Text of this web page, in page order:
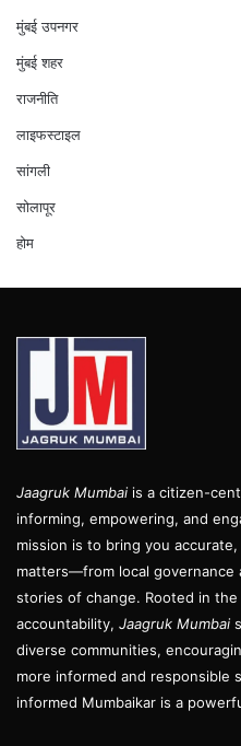
मुंबई उपनगर
मुंबई शहर
राजनीति
लाइफस्टाइल
सांगली
सोलापूर
होम
Jaagruk Mumbai is a citizen-
informing, empowering, and
mission is to bring you
matters—from local governance
stories of change. Rooted in
accountability, Jaagruk Mumbai
diverse communities,
more informed and responsible
informed Mumbaikar is a